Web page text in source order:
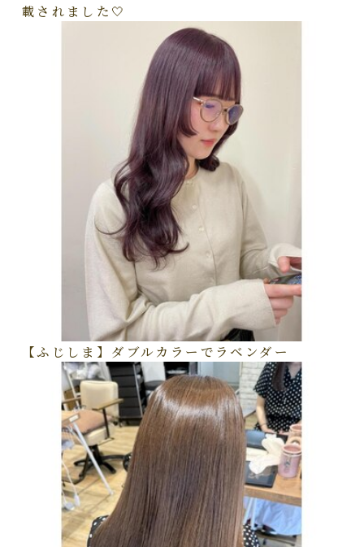
載されました🤍
【ふじしま】ダブルカラーでラベンダー